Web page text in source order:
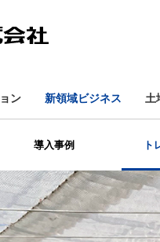
ン 新領域ビジネス 土
導入事例 ト